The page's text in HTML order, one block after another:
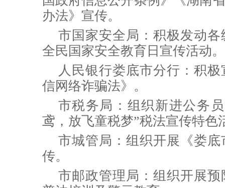
办法》宣传。
市国家安全局：积极发动
全民国家安全教育日宣传活动。
人民银行娄底市分行：积
信网络诈骗法》。
市税务局： 组织新进公务
鸢，放飞童税梦”税法宣传特色
市城管局： 组织开展《娄
传。
市邮政管理局：组织开展